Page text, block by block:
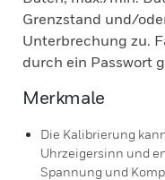
Grenzstand und/
Unterbrechung zu.
durch ein Passwort
Merkmale
Die Kalibrierung
Uhrzeigersinn und
Spannung und